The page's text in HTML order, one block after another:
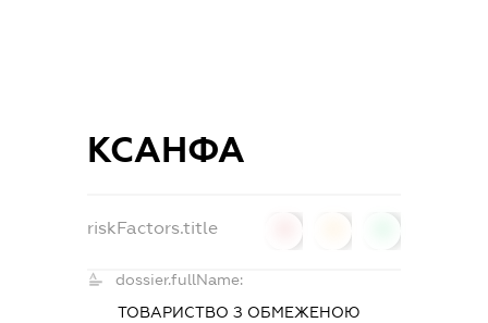
КСАНФА
riskFactors.title
dossier.fullName:
ТОВАРИСТВО З ОБМЕЖЕНОЮ